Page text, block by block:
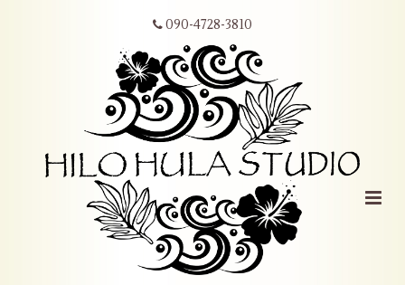
090-4728-3810